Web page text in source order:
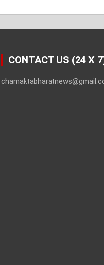
CONTACT US (24 X